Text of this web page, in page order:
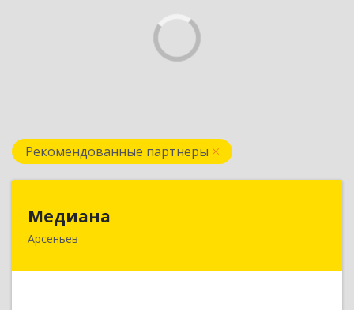
Рекомендованные партнеры
Медиана
Арсеньев